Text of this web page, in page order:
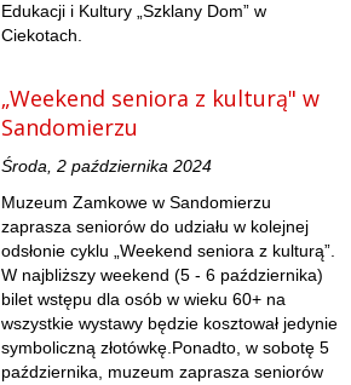
Edukacji i Kultury „Szklany Dom” w
Ciekotach.
„Weekend seniora z kulturą" w
Sandomierzu
Środa, 2 października 2024
Muzeum Zamkowe w Sandomierzu
zaprasza seniorów do udziału w kolejnej
odsłonie cyklu „Weekend seniora z kulturą”.
W najbliższy weekend (5 - 6 października)
bilet wstępu dla osób w wieku 60+ na
wszystkie wystawy będzie kosztował jedynie
symboliczną złotówkę.Ponadto, w sobotę 5
października, muzeum zaprasza seniorów